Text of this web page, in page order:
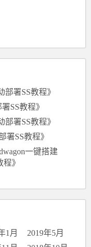
部署SS教程》
SS教程》
部署SS教程》
署SS教程》
一键搭建
程》
1月
2019年5月